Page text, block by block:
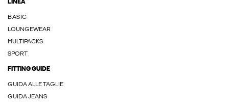
LINEA
BASIC
LOUNGEWEAR
MULTIPACKS
SPORT
FITTING GUIDE
GUIDA ALLE TAGLIE
GUIDA JEANS